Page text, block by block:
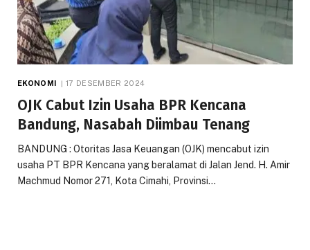
EKONOMI 17 DESEMBER 2024
OJK Cabut Izin Usaha BPR Kencana
Bandung, Nasabah Diimbau Tenang
BANDUNG : Otoritas Jasa Keuangan (OJK) mencabut izin
usaha PT BPR Kencana yang beralamat di Jalan Jend. H. Amir
Machmud Nomor 271, Kota Cimahi, Provinsi…